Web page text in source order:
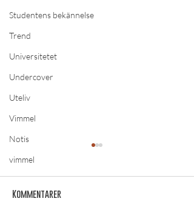
Studentens bekännelse
Trend
Universitetet
Undercover
Uteliv
Vimmel
Notis
vimmel
Kommentarer